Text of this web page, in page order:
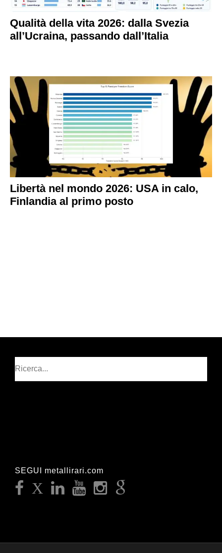
Qualità della vita 2026: dalla Svezia
all’Ucraina, passando dall’Italia
Libertà nel mondo 2026: USA in calo,
Finlandia al primo posto
SEGUI metallirari.com